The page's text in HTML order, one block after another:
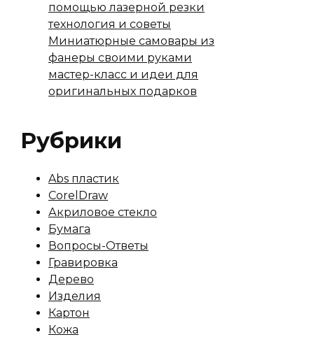
помощью лазерной резки
технология и советы
Миниатюрные самовары из
фанеры своими руками
мастер-класс и идеи для
оригинальных подарков
Рубрики
Abs пластик
CorelDraw
Акриловое стекло
Бумага
Вопросы-Ответы
Гравировка
Дерево
Изделия
Картон
Кожа